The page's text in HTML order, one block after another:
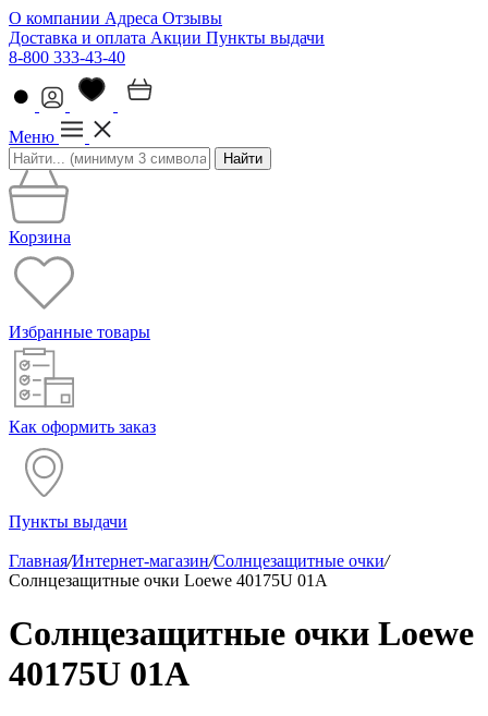
О компании Адреса Отзывы
Доставка и оплата Акции Пункты выдачи
8-800 333-43-40
Меню
Найти
Корзина
Избранные товары
Как оформить заказ
Пункты выдачи
Главная/Интернет-магазин/Солнцезащитные очки/
Солнцезащитные очки Loewe 40175U 01A
Солнцезащитные очки Loewe
40175U 01A